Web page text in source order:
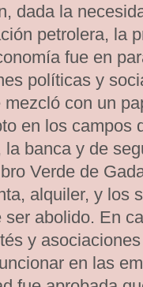
dada la
petrolera, la
fue en
políticas y
con un
en los campos
banca y de
Verde de
alquiler, y los
abolido. En
y
en las